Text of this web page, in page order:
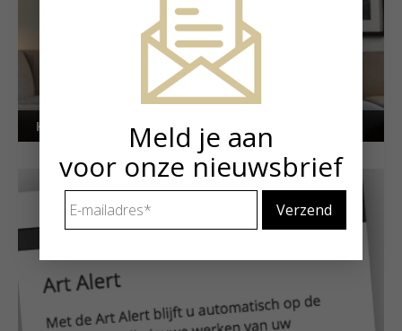
Kunstuitleen voor particulieren
Meld je aan
voor onze nieuwsbrief
mailadres *